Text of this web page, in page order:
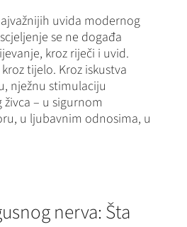
uvida modernog
se ne događa
kroz riječi i uvid.
tijelo. Kroz iskustva
nježnu stimulaciju
– u sigurnom
u ljubavnim odnosima, u
nerva: Šta